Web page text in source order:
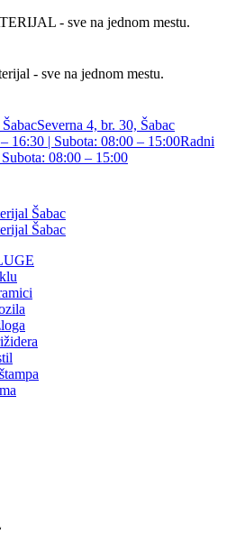
- sve na jednom mestu.
- sve na jednom mestu.
Severna 4, br. 30, Šabac
Radni
08:00 – 15:00